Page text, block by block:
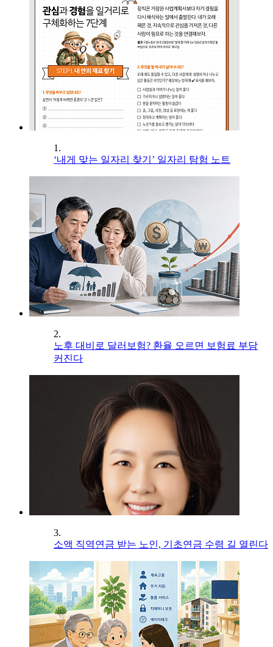
1.
‘내게 맞는 일자리 찾기’ 일자리 탐험 노트
2.
노후 대비로 달러보험? 환율 오르면 보험료 부담
커진다
3.
소액 직역연금 받는 노인, 기초연금 수령 길 열린다